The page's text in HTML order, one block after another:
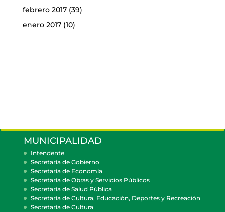
febrero 2017(39)
enero 2017(10)
MUNICIPALIDAD
Intendente
Secretaría de Gobierno
Secretaría de Economía
Secretaría de Obras y Servicios Públicos
Secretaría de Salud Pública
Secretaría de Cultura, Educación, Deportes y Recreación
Secretaría de Cultura